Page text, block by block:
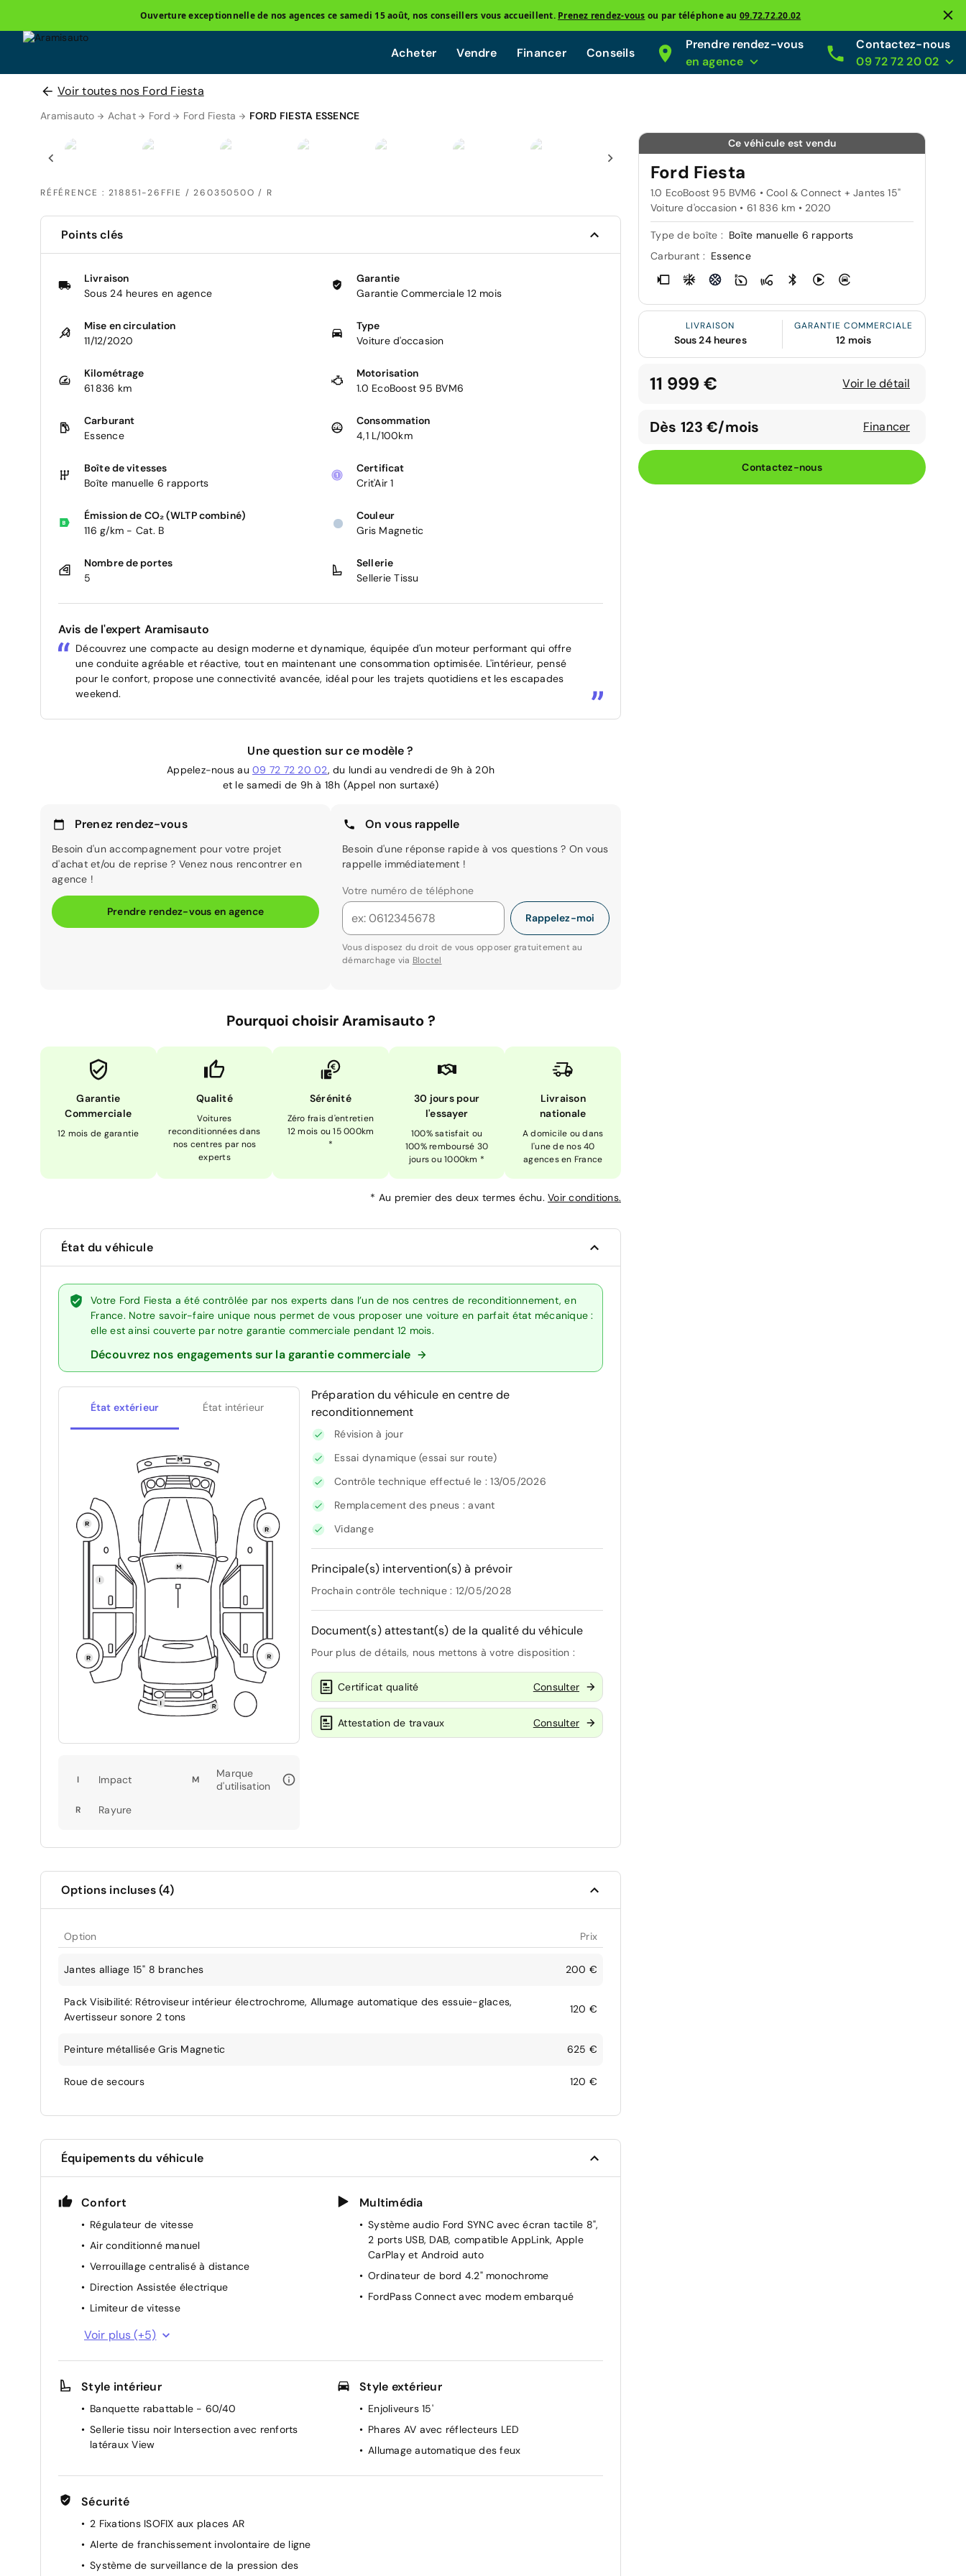
Ouverture exceptionnelle de nos agences ce samedi 15 août, nos conseillers vous accueillent. Prenez rendez-vous ou par téléphone au 09.72.72.20.02
Acheter Vendre Financer Conseils
Prendre rendez-vous
en agence
Contactez-nous
09 72 72 20 02
Voir toutes nos Ford Fiesta
Aramisauto Achat Ford Ford Fiesta FORD FIESTA ESSENCE
RÉFÉRENCE : 218851-26FFIE / 26035050O / R
Ce véhicule est vendu
Ford Fiesta
1.0 EcoBoost 95 BVM6 • Cool & Connect + Jantes 15"
Voiture d'occasion • 61 836 km • 2020
Type de boîte : Boîte manuelle 6 rapports
Carburant : Essence
LIVRAISON
Sous 24 heures
GARANTIE COMMERCIALE
12 mois
11 999 € Voir le détail
Dès 123 €/mois Financer
Contactez-nous
Points clés
Livraison
Sous 24 heures en agence
Garantie
Garantie Commerciale 12 mois
Mise en circulation
11/12/2020
Type
Voiture d'occasion
Kilométrage
61 836 km
Motorisation
1.0 EcoBoost 95 BVM6
Carburant
Essence
Consommation
4,1 L/100km
Boîte de vitesses
Boîte manuelle 6 rapports
Certificat
Crit'Air 1
Émission de CO₂ (WLTP combiné)
116 g/km - Cat. B
Couleur
Gris Magnetic
Nombre de portes
5
Sellerie
Sellerie Tissu
Avis de l'expert Aramisauto
Découvrez une compacte au design moderne et dynamique, équipée d'un moteur performant qui offre
une conduite agréable et réactive, tout en maintenant une consommation optimisée. L'intérieur, pensé
pour le confort, propose une connectivité avancée, idéal pour les trajets quotidiens et les escapades
weekend.
Une question sur ce modèle ?
Appelez-nous au 09 72 72 20 02, du lundi au vendredi de 9h à 20h
et le samedi de 9h à 18h (Appel non surtaxé)
Prenez rendez-vous
Besoin d'un accompagnement pour votre projet
d'achat et/ou de reprise ? Venez nous rencontrer en
agence !
Prendre rendez-vous en agence
On vous rappelle
Besoin d'une réponse rapide à vos questions ? On vous
rappelle immédiatement !
Votre numéro de téléphone
Rappelez-moi
Vous disposez du droit de vous opposer gratuitement au
démarchage via Bloctel
Pourquoi choisir Aramisauto ?
Garantie
Commerciale
12 mois de garantie
Qualité
Voitures
reconditionnées dans
nos centres par nos
experts
Sérénité
Zéro frais d'entretien
12 mois ou 15 000km
*
30 jours pour
l'essayer
100% satisfait ou
100% remboursé 30
jours ou 1000km *
Livraison
nationale
A domicile ou dans
l'une de nos 40
agences en France
* Au premier des deux termes échu. Voir conditions.
État du véhicule
Votre Ford Fiesta a été contrôlée par nos experts dans l’un de nos centres de reconditionnement, en
France. Notre savoir-faire unique nous permet de vous proposer une voiture en parfait état mécanique :
elle est ainsi couverte par notre garantie commerciale pendant 12 mois.
Découvrez nos engagements sur la garantie commerciale
État extérieur État intérieur
I Impact M
Marque
d'utilisation
R Rayure
Préparation du véhicule en centre de
reconditionnement
Révision à jour
Essai dynamique (essai sur route)
Contrôle technique effectué le : 13/05/2026
Remplacement des pneus : avant
Vidange
Principale(s) intervention(s) à prévoir
Prochain contrôle technique : 12/05/2028
Document(s) attestant(s) de la qualité du véhicule
Pour plus de détails, nous mettons à votre disposition :
Certificat qualité Consulter
Attestation de travaux Consulter
Options incluses (4)
Option Prix
Jantes alliage 15" 8 branches 200 €
Pack Visibilité: Rétroviseur intérieur électrochrome, Allumage automatique des essuie-glaces,
Avertisseur sonore 2 tons
120 €
Peinture métallisée Gris Magnetic 625 €
Roue de secours 120 €
Équipements du véhicule
Confort
Régulateur de vitesse
Air conditionné manuel
Verrouillage centralisé à distance
Direction Assistée électrique
Limiteur de vitesse
Vitres AV électriques à impulsion haut/bas
électriquement
Caméra de recul
Radar arriere
Voir plus (+5)
Multimédia
Système audio Ford SYNC avec écran tactile 8",
2 ports USB, DAB, compatible AppLink, Apple
CarPlay et Android auto
Ordinateur de bord 4.2" monochrome
FordPass Connect avec modem embarqué
Style intérieur
Banquette rabattable - 60/40
Sellerie tissu noir Intersection avec renforts
latéraux View
Style extérieur
Enjoliveurs 15'
Phares AV avec réflecteurs LED
Allumage automatique des feux
Sécurité
2 Fixations ISOFIX aux places AR
Alerte de franchissement involontaire de ligne
Système de surveillance de la pression des